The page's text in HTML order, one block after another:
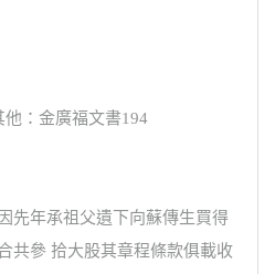
：金廣福文書194
先年承祖父遺下向蘇傳生買得
共參 拾大股其章程條款俱載收